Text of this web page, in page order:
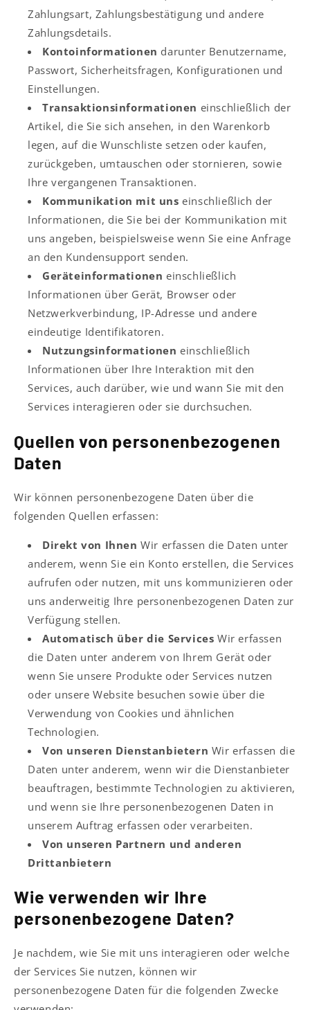
Zahlungsart, Zahlungsbestätigung und andere
Zahlungsdetails.
Kontoinformationen darunter Benutzername,
Passwort, Sicherheitsfragen, Konfigurationen und
Einstellungen.
Transaktionsinformationen einschließlich der
Artikel, die Sie sich ansehen, in den Warenkorb
legen, auf die Wunschliste setzen oder kaufen,
zurückgeben, umtauschen oder stornieren, sowie
Ihre vergangenen Transaktionen.
Kommunikation mit uns einschließlich der
Informationen, die Sie bei der Kommunikation mit
uns angeben, beispielsweise wenn Sie eine Anfrage
an den Kundensupport senden.
Geräteinformationen einschließlich
Informationen über Gerät, Browser oder
Netzwerkverbindung, IP-Adresse und andere
eindeutige Identifikatoren.
Nutzungsinformationen einschließlich
Informationen über Ihre Interaktion mit den
Services, auch darüber, wie und wann Sie mit den
Services interagieren oder sie durchsuchen.
Quellen von personenbezogenen
Daten
Wir können personenbezogene Daten über die
folgenden Quellen erfassen:
Direkt von Ihnen Wir erfassen die Daten unter
anderem, wenn Sie ein Konto erstellen, die Services
aufrufen oder nutzen, mit uns kommunizieren oder
uns anderweitig Ihre personenbezogenen Daten zur
Verfügung stellen.
Automatisch über die Services Wir erfassen
die Daten unter anderem von Ihrem Gerät oder
wenn Sie unsere Produkte oder Services nutzen
oder unsere Website besuchen sowie über die
Verwendung von Cookies und ähnlichen
Technologien.
Von unseren Dienstanbietern Wir erfassen die
Daten unter anderem, wenn wir die Dienstanbieter
beauftragen, bestimmte Technologien zu aktivieren,
und wenn sie Ihre personenbezogenen Daten in
unserem Auftrag erfassen oder verarbeiten.
Von unseren Partnern und anderen
Drittanbietern
Wie verwenden wir Ihre
personenbezogene Daten?
Je nachdem, wie Sie mit uns interagieren oder welche
der Services Sie nutzen, können wir
personenbezogene Daten für die folgenden Zwecke